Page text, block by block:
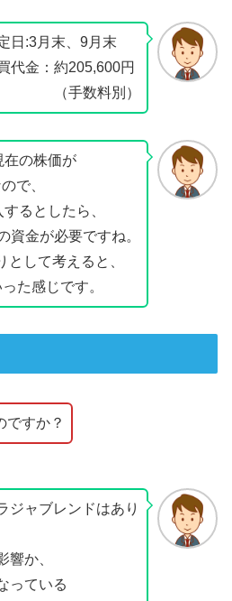
日:3月末、9月末
代金：約205,600円
数料別）
在の株価が
で、
るとしたら、
資金が必要ですね。
として考えると、
た感じです。
ですか？
ジャブレンドはあり
響か、
っている